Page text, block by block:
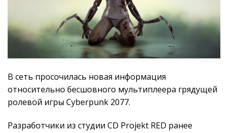
В сеть просочилась новая информация
относительно бесшовного мультиплеера грядущей
ролевой игры Cyberpunk 2077.
Разработчики из студии CD Projekt RED ранее